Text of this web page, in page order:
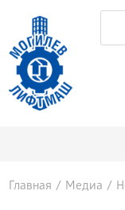
Главная / Медиа /